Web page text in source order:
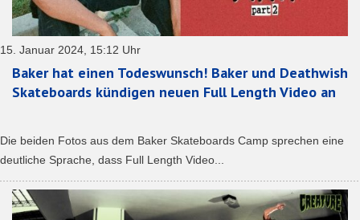
15. Januar 2024, 15:12 Uhr
Baker hat einen Todeswunsch! Baker und Deathwish
Skateboards kündigen neuen Full Length Video an
Die beiden Fotos aus dem Baker Skateboards Camp sprechen eine
deutliche Sprache, dass Full Length Video...